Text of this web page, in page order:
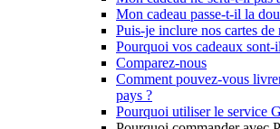
Mon cadeau passe-t-il la
Puis-je inclure nos cartes de
Pourquoi vos cadeaux sont-
Comparez-nous
Comment pouvez-vous
pays ?
Pourquoi utiliser le service